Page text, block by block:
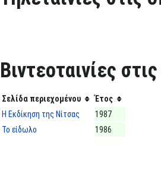
Βιντεοταινίες
Σελίδα περιεχομένου
Έτος
Η Εκδίκηση της Νίτσας
1987
Το είδωλο
1986